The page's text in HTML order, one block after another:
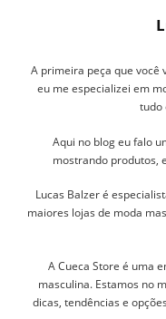
A primeira peça que você
eu me especializei em
tudo
Aqui no blog eu falo
mostrando produtos,
Lucas Balzer é
maiores lojas de moda
A Cueca Store é uma
masculina. Estamos no
dicas, tendências e